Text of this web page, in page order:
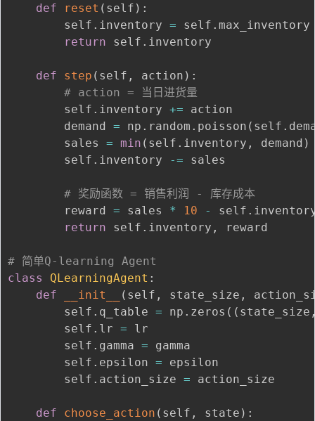
def reset ( self ) :
        self
. inventory = self .
return self . inventory
def step ( self , action ) :
# action = 当日进货量
        self
. inventory += action
        demand
= np . random . poisson ( self .
        sales
= min ( self . inventory , demand )
        self
. inventory -= sales
# 奖励函数 = 销售利润 - 库存成本
        reward
= sales * 10 - self .
return self . inventory , reward
# 简单Q-learning Agent
class
QLearningAgent :
def
__init__ ( self , state_size ,
        self
. q_table = np . zeros ( ( state_size
        self
. lr = lr
        self
. gamma = gamma
        self
. epsilon = epsilon
        self
. action_size = action_size
def choose_action ( self , state ) :